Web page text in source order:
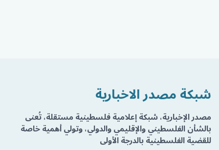
شبكة مصدر الاخبارية
مصدر الإخبارية، شبكة إعلامية فلسطينية مستقلة، تُعنى
بالشأن الفلسطيني والإقليمي والدولي، وتولي أهمية خاصة
للقضية الفلسطينية بالدرجة الأولى